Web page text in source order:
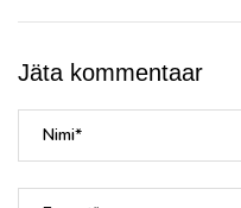
Jäta kommentaar